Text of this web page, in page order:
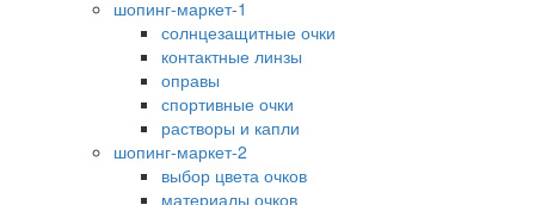
шопинг-маркет-1
солнцезащитные очки
контактные линзы
оправы
спортивные очки
растворы и капли
шопинг-маркет-2
выбор цвета очков
материалы очков